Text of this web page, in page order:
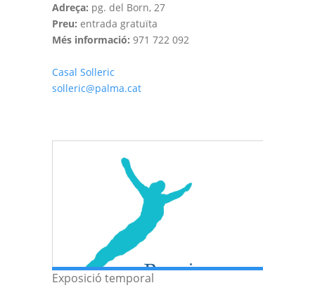
Adreça: pg. del Born, 27
Preu: entrada gratuïta
Més informació: 971 722 092
Casal Solleric
solleric@palma.cat
Exposició temporal